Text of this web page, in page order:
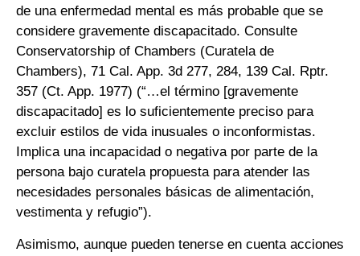
de una enfermedad mental es más probable que se
considere gravemente discapacitado. Consulte
Conservatorship of Chambers (Curatela de
Chambers), 71 Cal. App. 3d 277, 284, 139 Cal. Rptr.
357 (Ct. App. 1977) (“…el término [gravemente
discapacitado] es lo suficientemente preciso para
excluir estilos de vida inusuales o inconformistas.
Implica una incapacidad o negativa por parte de la
persona bajo curatela propuesta para atender las
necesidades personales básicas de alimentación,
vestimenta y refugio”).
Asimismo, aunque pueden tenerse en cuenta acciones